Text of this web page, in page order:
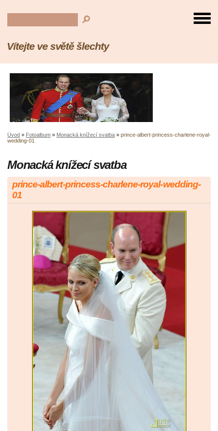
Vítejte ve světě šlechty
Úvod » Fotoalbum » Monacká knížecí svatba » prince-albert-princess-charlene-royal-
wedding-01
Monacká knížecí svatba
prince-albert-princess-charlene-royal-wedding-
01